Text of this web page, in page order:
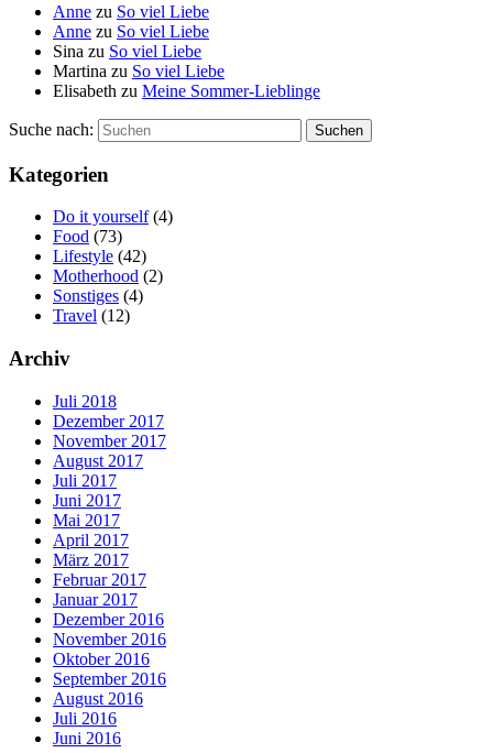
Anne zu So viel Liebe
Anne zu So viel Liebe
Sina zu So viel Liebe
Martina zu So viel Liebe
Elisabeth zu Meine Sommer-Lieblinge
Suche nach: Suchen
Kategorien
Do it yourself (4)
Food (73)
Lifestyle (42)
Motherhood (2)
Sonstiges (4)
Travel (12)
Archiv
Juli 2018
Dezember 2017
November 2017
August 2017
Juli 2017
Juni 2017
Mai 2017
April 2017
März 2017
Februar 2017
Januar 2017
Dezember 2016
November 2016
Oktober 2016
September 2016
August 2016
Juli 2016
Juni 2016